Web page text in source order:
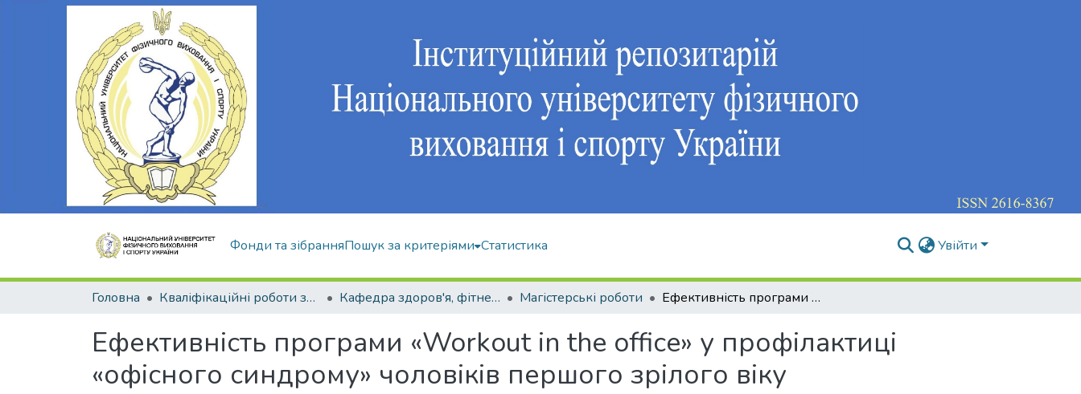
Фонди та зібранняПошук за критеріями Статистика Увійти
Головна Кваліфікаційні роботи здобувачів вищої освіти Кафедра здоров'я, фітнесу та рекреації Магістерські роботи Ефективність програми «Workout in the office» у профілактиці «офісного синдрому» чоловіків першого зрілого віку
Ефективність програми «Workout in the office» у профілактиці
«офісного синдрому» чоловіків першого зрілого віку